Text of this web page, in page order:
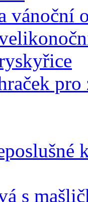
vánoční
pro
s